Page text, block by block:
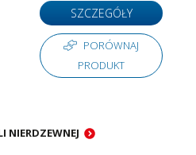
SZCZEGÓŁY
PORÓWNAJ
PRODUKT
NIERDZEWNEJ